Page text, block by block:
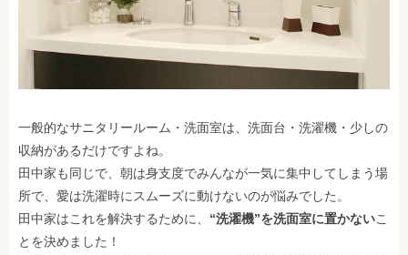
一般的なサニタリールーム・洗面室は、洗面台・洗濯機・少しの
収納があるだけですよね。
田中家も同じで、朝は身支度でみんなが一気に集中してしまう場
所で、愛は洗濯時にスムーズに動けないのが悩みでした。
田中家はこれを解決するために、 “洗濯機”を洗面室に置かないこ
とを決めました！